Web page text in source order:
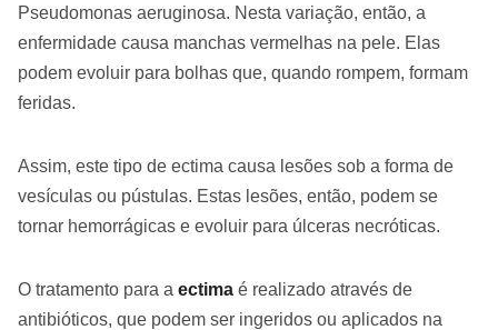
Pseudomonas aeruginosa. Nesta variação, então, a
enfermidade causa manchas vermelhas na pele. Elas
podem evoluir para bolhas que, quando rompem, formam
feridas.
Assim, este tipo de ectima causa lesões sob a forma de
vesículas ou pústulas. Estas lesões, então, podem se
tornar hemorrágicas e evoluir para úlceras necróticas.
O tratamento para a ectima é realizado através de
antibióticos, que podem ser ingeridos ou aplicados na